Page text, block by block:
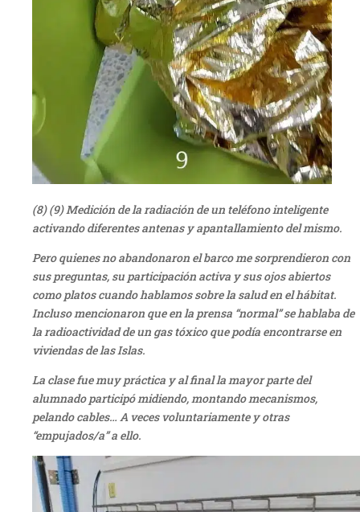
(8) (9) Medición de la radiación de un teléfono inteligente
activando diferentes antenas y apantallamiento del mismo.
Pero quienes no abandonaron el barco me sorprendieron con
sus preguntas, su participación activa y sus ojos abiertos
como platos cuando hablamos sobre la salud en el hábitat.
Incluso mencionaron que en la prensa “normal” se hablaba de
la radioactividad de un gas tóxico que podía encontrarse en
viviendas de las Islas.
La clase fue muy práctica y al final la mayor parte del
alumnado participó midiendo, montando mecanismos,
pelando cables… A veces voluntariamente y otras
“empujados/a” a ello.